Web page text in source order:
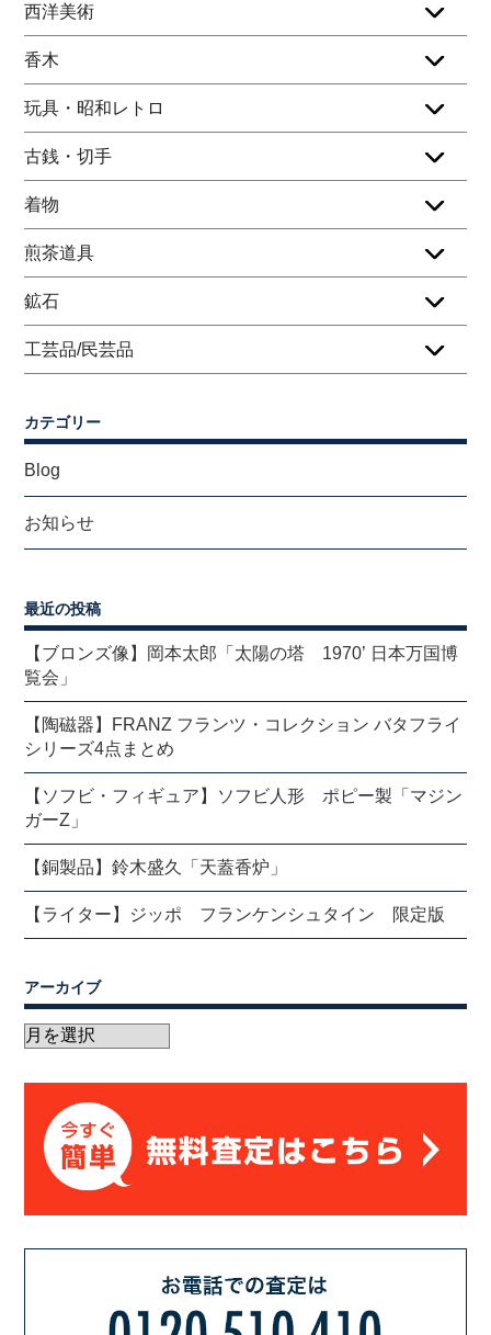
西洋美術
香木
玩具・昭和レトロ
古銭・切手
着物
煎茶道具
鉱石
工芸品/民芸品
カテゴリー
Blog
お知らせ
最近の投稿
【ブロンズ像】岡本太郎「太陽の塔 1970’ 日本万国博
覧会」
【陶磁器】FRANZ フランツ・コレクション バタフライ
シリーズ4点まとめ
【ソフビ・フィギュア】ソフビ人形 ポピー製「マジン
ガーZ」
【銅製品】鈴木盛久「天蓋香炉」
【ライター】ジッポ フランケンシュタイン 限定版
アーカイブ